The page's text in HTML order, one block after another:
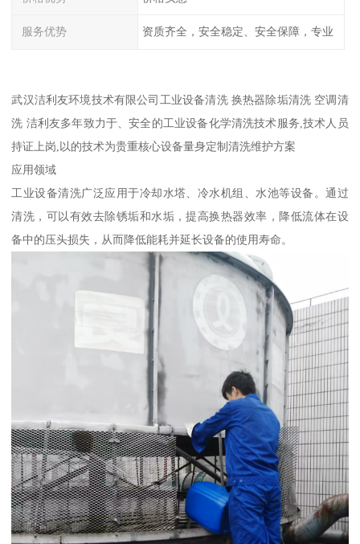
服务优势 资质齐全，安全稳定、安全保障，专业
武汉洁利友环境技术有限公司工业设备清洗 换热器除垢清洗 空调清
洗 洁利友多年致力于、安全的工业设备化学清洗技术服务,技术人员
持证上岗,以的技术为贵重核心设备量身定制清洗维护方案
应用领域
工业设备清洗广泛应用于冷却水塔、冷水机组、水池等设备。通过
清洗，可以有效去除锈垢和水垢，提高换热器效率，降低流体在设
备中的压头损失，从而降低能耗并延长设备的使用寿命。